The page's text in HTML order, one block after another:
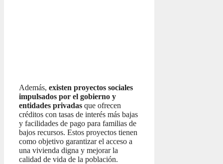
Además, existen proyectos sociales
impulsados por el gobierno y
entidades privadas que ofrecen
créditos con tasas de interés más bajas
y facilidades de pago para familias de
bajos recursos. Estos proyectos tienen
como objetivo garantizar el acceso a
una vivienda digna y mejorar la
calidad de vida de la población.